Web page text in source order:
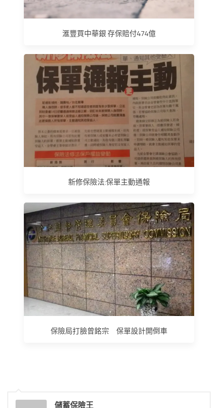
滙豐買中華銀 存保賠付474億
新修保險法:保單主動通報
保險局打臉曾銘宗 保單設計開倒車
儲蓄保險王